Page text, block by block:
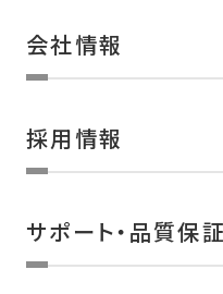
会社情報
採用情報
サポート・品質保証